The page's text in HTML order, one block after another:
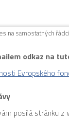
na samostatných
odkaz na
Evropského
posílá stránku z